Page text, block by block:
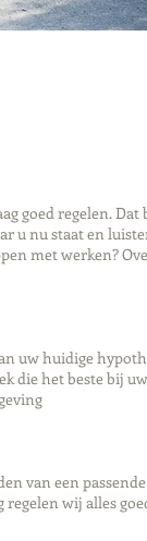
goed regelen.
u nu staat en
met werken?
uw huidige
die het beste bij
van een
wij alles